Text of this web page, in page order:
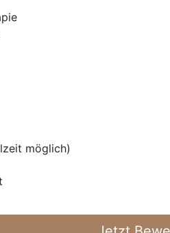
möglich)